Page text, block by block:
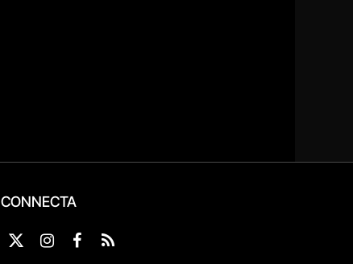
CONNECTA
X
Instagram
Facebook
RSS